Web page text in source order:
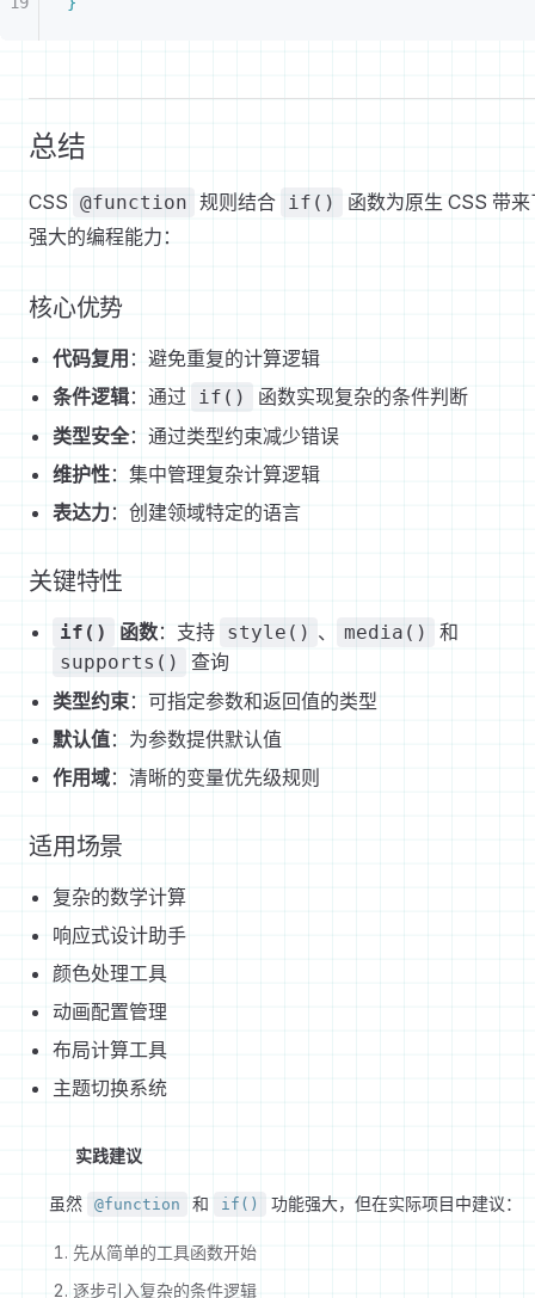
总结
CSS @function 规则结合 if()
函数为原生 CSS 带来
强大的编程能力：
核心优势
代码复用 ：避免重复的计算逻辑
条件逻辑：通过 if()
函数实现复杂的条件判断
类型安全：通过类型约束减少错误
维护性：集中管理复杂计算逻辑
表达力：创建领域特定的语言
关键特性
if() 函数：支持 style() 、 media() 和
supports()
查询
类型约束：可指定参数和返回值的类型
默认值：为参数提供默认值
作用域：清晰的变量优先级规则
适用场景
复杂的数学计算
响应式设计助手
颜色处理工具
动画配置管理
布局计算工具
主题切换系统
实践建议
虽然 @function 和 if() 功能强大，但在实际项目中建议：
先从简单的工具函数开始
逐步引入复杂的条件逻辑